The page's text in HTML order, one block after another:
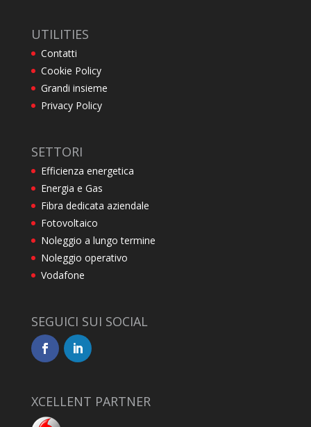
UTILITIES
Contatti
Cookie Policy
Grandi insieme
Privacy Policy
SETTORI
Efficienza energetica
Energia e Gas
Fibra dedicata aziendale
Fotovoltaico
Noleggio a lungo termine
Noleggio operativo
Vodafone
SEGUICI SUI SOCIAL
XCELLENT PARTNER